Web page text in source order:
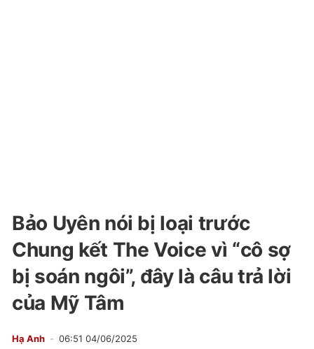
Bảo Uyên nói bị loại trước
Chung kết The Voice vì “cô sợ
bị soán ngôi”, đây là câu trả lời
của Mỹ Tâm
Hạ Anh 06:51 04/06/2025